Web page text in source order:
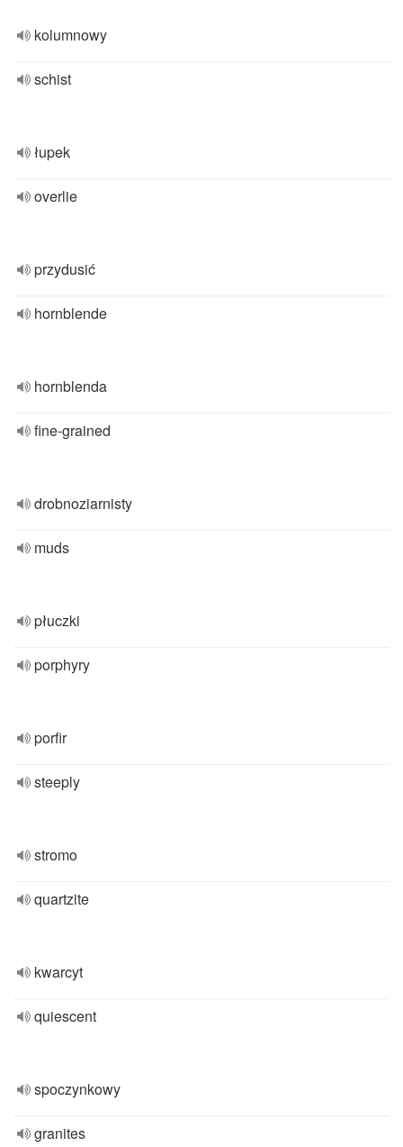
kolumnowy
schist
łupek
overlie
przydusić
hornblende
hornblenda
fine-grained
drobnoziarnisty
muds
płuczki
porphyry
porfir
steeply
stromo
quartzite
kwarcyt
quiescent
spoczynkowy
granites